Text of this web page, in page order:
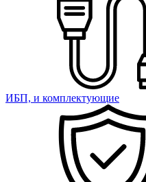
ИБП, и комплектующие